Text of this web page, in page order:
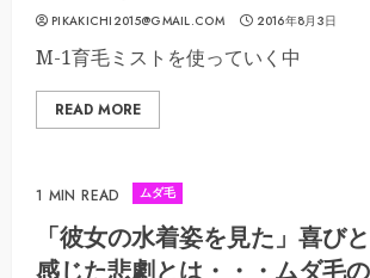
PIKAKICHI2015@GMAIL.COM 2016年8月3日
M-1育毛ミストを使っていく中
READ MORE
1 MIN READ ムダ毛
「彼女の水着姿を見た」喜び